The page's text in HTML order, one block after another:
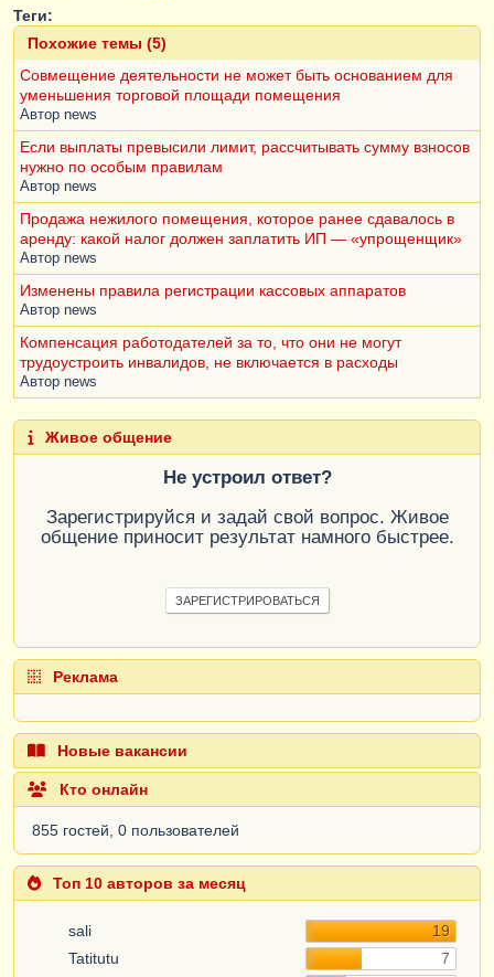
Теги:
Похожие темы (5)
Совмещение деятельности не может быть основанием для
уменьшения торговой площади помещения
Автор news
Если выплаты превысили лимит, рассчитывать сумму взносов
нужно по особым правилам
Автор news
Продажа нежилого помещения, которое ранее сдавалось в
аренду: какой налог должен заплатить ИП — «упрощенщик»
Автор news
Изменены правила регистрации кассовых аппаратов
Автор news
Компенсация работодателей за то, что они не могут
трудоустроить инвалидов, не включается в расходы
Автор news
Живое общение
Не устроил ответ?
Зарегистрируйся и задай свой вопрос. Живое
общение приносит результат намного быстрее.
ЗАРЕГИСТРИРОВАТЬСЯ
Реклама
Новые вакансии
Кто онлайн
855 гостей, 0 пользователей
Топ 10 авторов за месяц
sali
19
Tatitutu
7